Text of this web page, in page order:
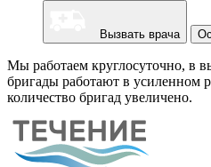
Вызвать врача
Мы работаем круглосуточно, в
бригады работают в усиленном
количество бригад увеличено.